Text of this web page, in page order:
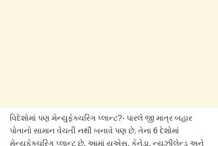
વિદેશોમાં પણ મેન્યુફેક્ચરિંગ પ્લાન્ટ?- પારલે જી માત્ર બહાર
પોતાનો સામાન વેચતી નથી બનાવે પણ છે. તેના 6 દેશોમાં
મેન્યુફેક્ચરિંગ પ્લાન્ટ છે. આમાં યૂએસ, કેનેડા, ન્યૂઝીલેન્ડ અને